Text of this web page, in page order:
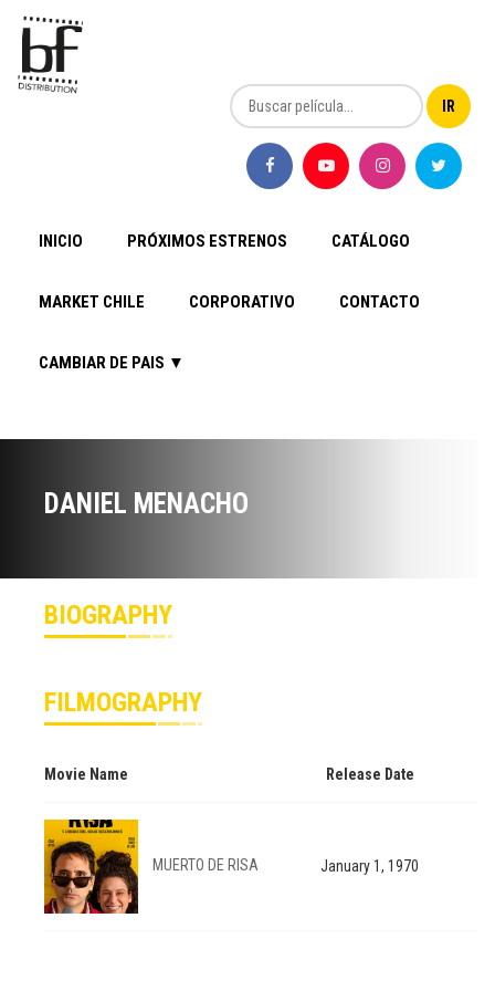
INICIO PRÓXIMOS ESTRENOS CATÁLOGO
MARKET CHILE CORPORATIVO CONTACTO
CAMBIAR DE PAIS ▼
DANIEL MENACHO
BIOGRAPHY
FILMOGRAPHY
Movie Name Release Date
MUERTO DE RISA January 1, 1970